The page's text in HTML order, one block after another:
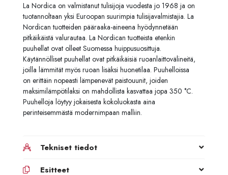
La Nordica on valmistanut tulisijoja vuodesta jo 1968 ja on
tuotannoltaan yksi Euroopan suurimpia tulisijavalmistajia. La
Nordican tuotteiden pääraaka-aineena hyödynnetään
pitkäikäistä valurautaa. La Nordican tuotteista etenkin
puuhellat ovat olleet Suomessa huippusuosittuja.
Käytännölliset puuhellat ovat pitkäikäisiä ruoanlaittovälineitä,
joilla lämmität myös ruoan lisäksi huonetilaa. Puuhelloissa
on erittäin nopeasti lämpenevät paistouunit, joiden
maksimilämpötilaksi on mahdollista kasvattaa jopa 350 °C.
Puuhelloja löytyy jokaisesta kokoluokasta aina
perinteisemmästä modernimpaan malliin.
Tekniset tiedot
Esitteet